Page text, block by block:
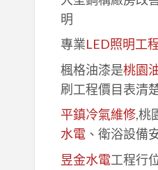
明
專業LED照明工
楓格油漆是桃園
刷工程價目表清
平鎮冷氣維修,桃
水電、衛浴設備
昱金水電工程行